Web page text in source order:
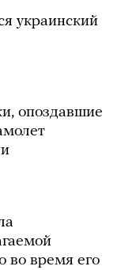
украинский
опоздавшие
время его